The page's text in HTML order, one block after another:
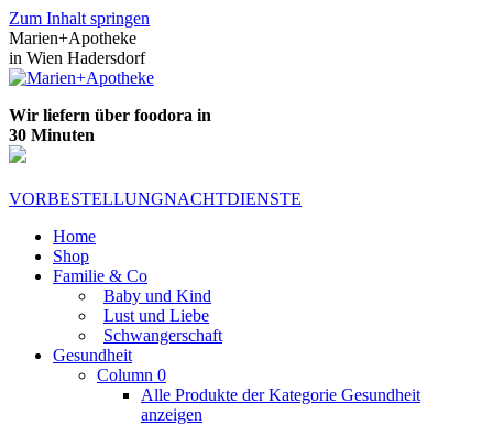
Zum Inhalt springen
Marien+Apotheke
in Wien Hadersdorf
Wir liefern über foodora in
30 Minuten
VORBESTELLUNGNACHTDIENSTE
Home
Shop
Familie & Co
Baby und Kind
Lust und Liebe
Schwangerschaft
Gesundheit
Column 0
Alle Produkte der Kategorie Gesundheit
anzeigen